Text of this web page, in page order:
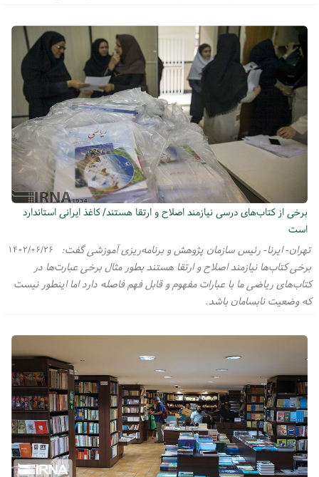
برخی از کتاب‌های درسی نیازمند اصلاح و ارتقا هستند/ کاغذ ایرانی استاندارد
است
۱۴۰۲/۰۶/۲۶
تهران- ایرنا- رئیس سازمان پژوهش و برنامه‌ریزی آموزشی گفت:
برخی کتاب‌ها نیازمند اصلاح و ارتقا هستند بطور مثال برخی عبارت‌ها در
کتاب‌های ریاضی ما با عبارات مفهوم و قابل فهم فاصله دارد اما اینطور نیست
که وضعیت نابسامان باشد.